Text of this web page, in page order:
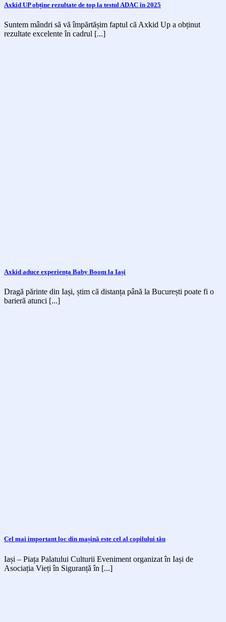
Axkid UP obține rezultate de top la testul ADAC în 2025
Suntem mândri să vă împărtășim faptul că Axkid Up a obținut
rezultate excelente în cadrul [...]
Axkid aduce experiența Baby Boom la Iași
Dragă părinte din Iași, știm că distanța până la București poate fi o
barieră atunci [...]
Cel mai important loc din mașină este cel al copilului tău
Iași – Piața Palatului Culturii Eveniment organizat în Iași de
Asociația Vieți în Siguranță în [...]